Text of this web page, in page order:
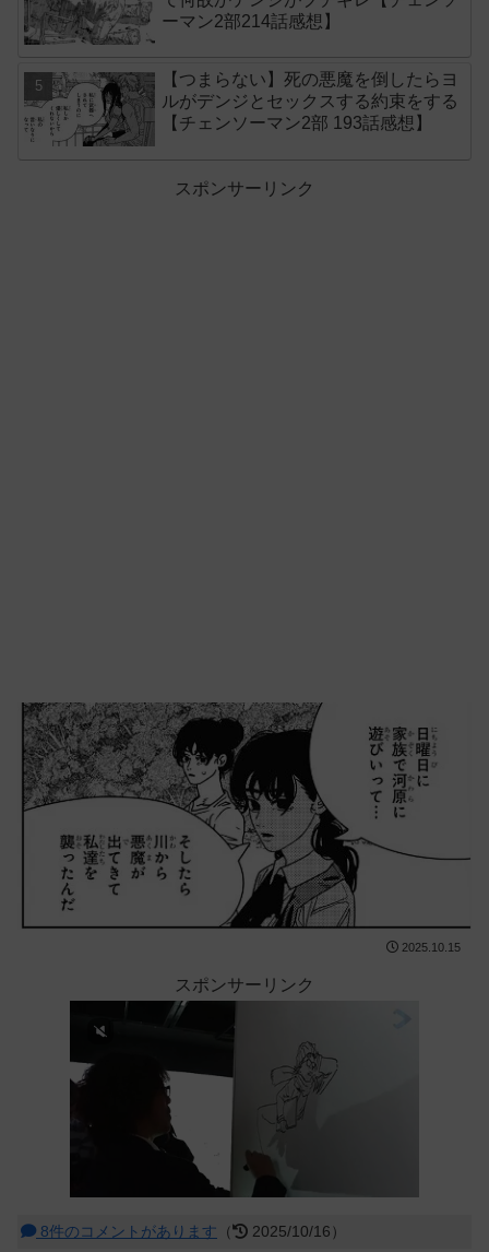
ーマン2部214話感想】
【つまらない】死の悪魔を倒したらヨ
ルがデンジとセックスする約束をする
【チェンソーマン2部 193話感想】
スポンサーリンク
2025.10.15
スポンサーリンク
8件のコメントがあります （ 2025/10/16）